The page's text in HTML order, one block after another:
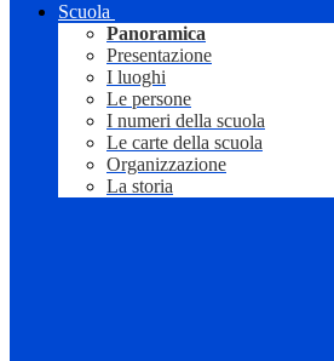
Scuola
Panoramica
Presentazione
I luoghi
Le persone
I numeri della scuola
Le carte della scuola
Organizzazione
La storia